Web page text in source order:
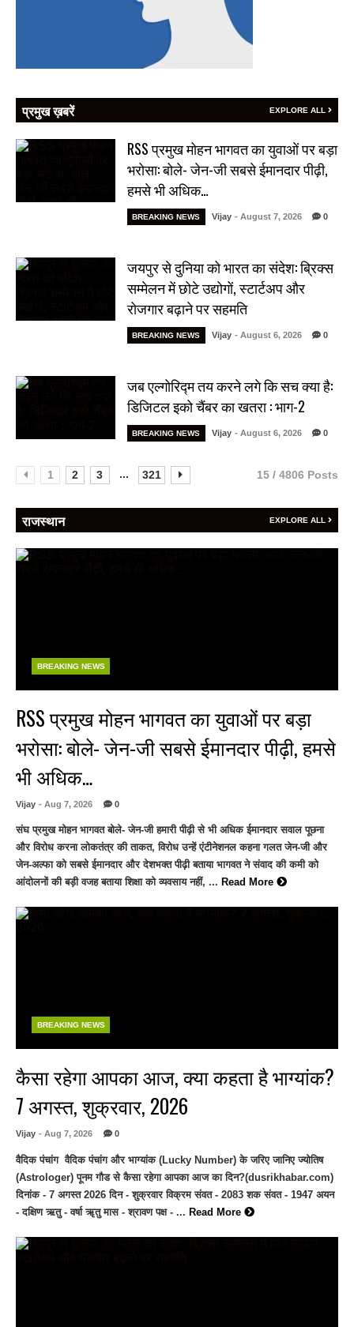
प्रमुख ख़बरें EXPLORE ALL
RSS प्रमुख मोहन भागवत का युवाओं पर बड़ा
भरोसा: बोले- जेन-जी सबसे ईमानदार पीढ़ी,
हमसे भी अधिक…
BREAKING NEWS Vijay - August 7, 2026 0
जयपुर से दुनिया को भारत का संदेश: ब्रिक्स
सम्मेलन में छोटे उद्योगों, स्टार्टअप और
रोजगार बढ़ाने पर सहमति
BREAKING NEWS Vijay - August 6, 2026 0
जब एल्गोरिद्म तय करने लगे कि सच क्या है:
डिजिटल इको चैंबर का खतरा : भाग-2
BREAKING NEWS Vijay - August 6, 2026 0
1 2 3 ... 321 15 / 4806 Posts
राजस्थान EXPLORE ALL
BREAKING NEWS
RSS प्रमुख मोहन भागवत का युवाओं पर बड़ा
भरोसा: बोले- जेन-जी सबसे ईमानदार पीढ़ी, हमसे
भी अधिक…
Vijay - Aug 7, 2026 0
संघ प्रमुख मोहन भागवत बोले- जेन-जी हमारी पीढ़ी से भी अधिक ईमानदार सवाल पूछना
और विरोध करना लोकतंत्र की ताकत, विरोध उन्हें एंटीनेशनल कहना गलत जेन-जी और
जेन-अल्फा को सबसे ईमानदार और देशभक्त पीढ़ी बताया भागवत ने संवाद की कमी को
आंदोलनों की बड़ी वजह बताया शिक्षा को व्यवसाय नहीं, ... Read More
BREAKING NEWS
कैसा रहेगा आपका आज, क्या कहता है भाग्यांक?
7 अगस्त, शुक्रवार, 2026
Vijay - Aug 7, 2026 0
वैदिक पंचांग वैदिक पंचांग और भाग्यांक (Lucky Number) के जरिए जानिए ज्योतिष
(Astrologer) पूनम गौड से कैसा रहेगा आपका आज का दिन?(dusrikhabar.com)
दिनांक - 7 अगस्त 2026 दिन - शुक्रवार विक्रम संवत - 2083 शक संवत - 1947 अयन
- दक्षिण ऋतु - वर्षा ॠतु मास - श्रावण पक्ष - ... Read More